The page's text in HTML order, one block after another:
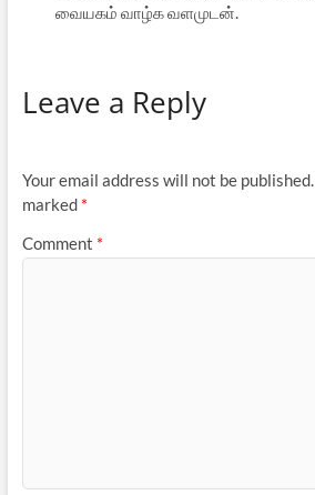
வையகம் வாழ்க வளமுடன்.
Leave a Reply
Your email address will not be published.
marked *
Comment *